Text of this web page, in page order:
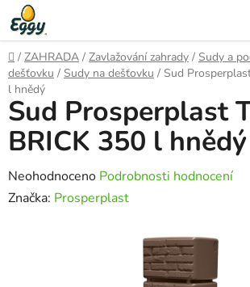
Přejít
na
obsah
Domů
/ ZAHRADA / Zavlažování zahrady / Sudy a
dešťovku / Sudy na dešťovku / Sud
l hnědý
Sud Prosperplast
BRICK 350 l hnědý
Průměrné
hodnocení
Neohodnoceno Podrobnosti hodnocení
Značka: Prosperplast